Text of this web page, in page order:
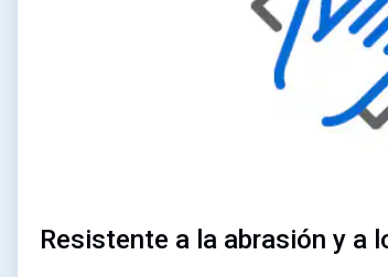
Resistente a la abrasión y a